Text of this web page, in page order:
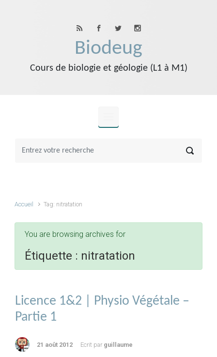
Biodeug
Cours de biologie et géologie (L1 à M1)
Accueil Tag: nitratation
You are browsing archives for
Étiquette : nitratation
Licence 1&2 | Physio Végétale –
Partie 1
21 août 2012 Ecrit par guillaume